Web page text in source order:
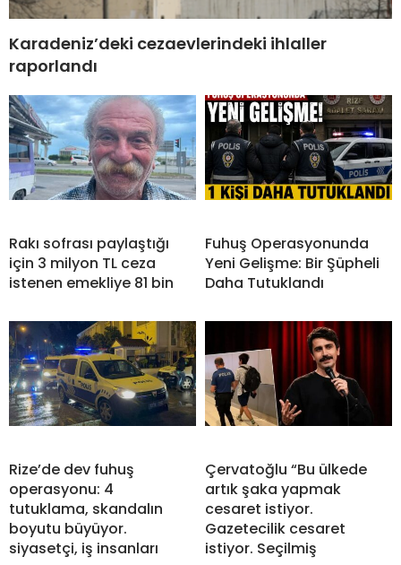
Karadeniz’deki cezaevlerindeki ihlaller
raporlandı
Rakı sofrası paylaştığı
için 3 milyon TL ceza
istenen emekliye 81 bin
Fuhuş Operasyonunda
Yeni Gelişme: Bir Şüpheli
Daha Tutuklandı
Rize’de dev fuhuş
operasyonu: 4
tutuklama, skandalın
boyutu büyüyor.
siyasetçi, iş insanları
Çervatoğlu “Bu ülkede
artık şaka yapmak
cesaret istiyor.
Gazetecilik cesaret
istiyor. Seçilmiş